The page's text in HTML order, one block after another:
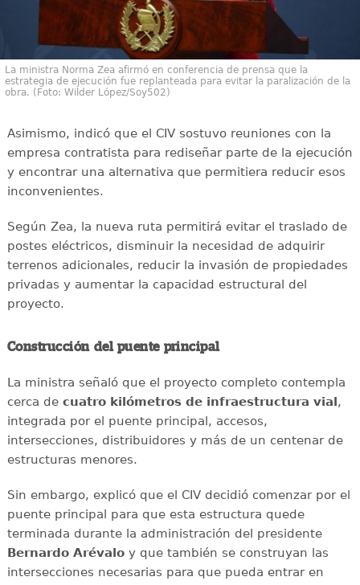
La ministra Norma Zea afirmó en conferencia de prensa que la
estrategia de ejecución fue replanteada para evitar la paralización de la
obra. (Foto: Wilder López/Soy502)
Asimismo, indicó que el CIV sostuvo reuniones con la
empresa contratista para rediseñar parte de la ejecución
y encontrar una alternativa que permitiera reducir esos
inconvenientes.
Según Zea, la nueva ruta permitirá evitar el traslado de
postes eléctricos, disminuir la necesidad de adquirir
terrenos adicionales, reducir la invasión de propiedades
privadas y aumentar la capacidad estructural del
proyecto.
Construcción del puente principal
La ministra señaló que el proyecto completo contempla
cerca de cuatro kilómetros de infraestructura vial ,
integrada por el puente principal, accesos,
intersecciones, distribuidores y más de un centenar de
estructuras menores.
Sin embargo, explicó que el CIV decidió comenzar por el
puente principal para que esta estructura quede
terminada durante la administración del presidente
Bernardo Arévaloy que también se construyan las
intersecciones necesarias para que pueda entrar en